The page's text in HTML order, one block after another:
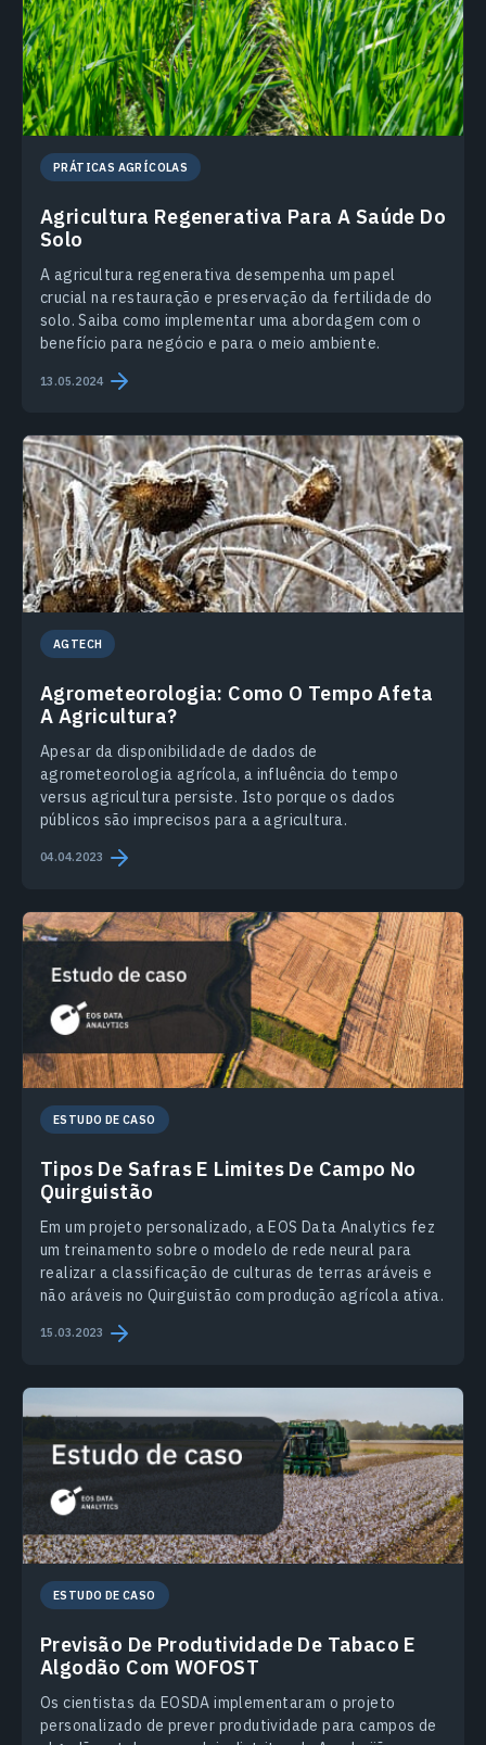
PRÁTICAS AGRÍCOLAS
Agricultura Regenerativa Para A Saúde Do
Solo
A agricultura regenerativa desempenha um papel
crucial na restauração e preservação da fertilidade do
solo. Saiba como implementar uma abordagem com o
benefício para negócio e para o meio ambiente.
13.05.2024
AGTECH
Agrometeorologia: Como O Tempo Afeta
A Agricultura?
Apesar da disponibilidade de dados de
agrometeorologia agrícola, a influência do tempo
versus agricultura persiste. Isto porque os dados
públicos são imprecisos para a agricultura.
04.04.2023
ESTUDO DE CASO
Tipos De Safras E Limites De Campo No
Quirguistão
Em um projeto personalizado, a EOS Data Analytics fez
um treinamento sobre o modelo de rede neural para
realizar a classificação de culturas de terras aráveis e
não aráveis no Quirguistão com produção agrícola ativa.
15.03.2023
ESTUDO DE CASO
Previsão De Produtividade De Tabaco E
Algodão Com WOFOST
Os cientistas da EOSDA implementaram o projeto
personalizado de prever produtividade para campos de